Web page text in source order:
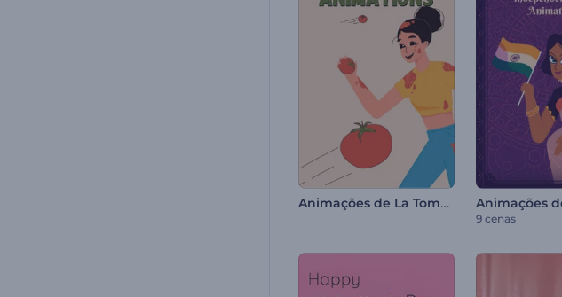
Animações de La Tomatina
9 cenas